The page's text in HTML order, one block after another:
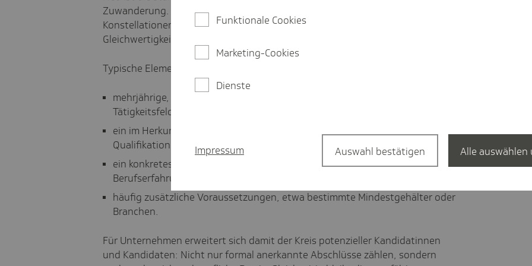
Zuwanderung. Die sogenannte "Erfahrungssäule" ermöglicht in bestimmten
Konstellationen den Zugang zum Arbeitsmarkt, auch wenn eine vollständige
Gleichwertigkeitsanerkennung des Abschlusses noch nicht vorliegt.
Typische Elemente dieser Säule sind:
mehrjährige, einschlägige
Tätigkeitsfeld,
ein im Herkunftsland anerkannter Abschluss oder eine berufsnahe
Qualifikation,
ein konkretes
in Deutschland, das zur
Berufserfahrung passt,
häufig zusätzliche Voraussetzungen, etwa bestimmte Mindestgehälter oder
Branchen.
Für Unternehmen erweitert sich damit der Kreis potenzieller Kandidatinnen
und Kandidaten: Nicht nur formal anerkannte Abschlüsse zählen, sondern
Funktionale Cookies
Marketing-Cookies
Dienste
Impressum Auswahl bestätigen Alle auswählen